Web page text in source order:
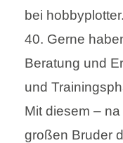
bei
40. Gerne
Beratung und
und
Mit diesem –
großen Bruder